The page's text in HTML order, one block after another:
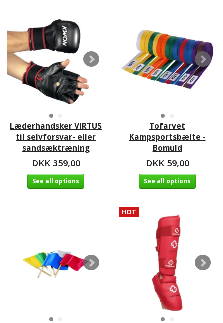
Læderhandsker VIRTUS
til selvforsvar- eller
sandsæktræning
DKK 359,00
See all options
Tofarvet
Kampsportsbælte -
Bomuld
DKK 59,00
See all options
HOT